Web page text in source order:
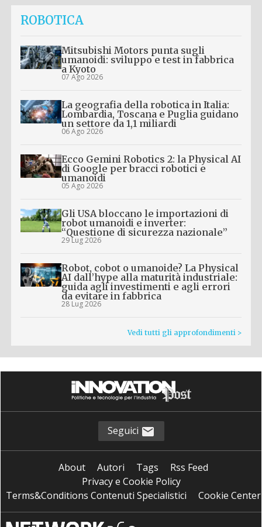
ROBOTICA
Mitsubishi Motors punta sugli
umanoidi: sviluppo e test in fabbrica
a Kyoto
07 Ago 2026
La geografia della robotica in Italia:
Lombardia, Toscana e Puglia guidano
un settore da 1,1 miliardi
06 Ago 2026
Ecco Gemini Robotics 2: la Physical AI
di Google per bracci robotici e
umanoidi
05 Ago 2026
Gli USA bloccano le importazioni di
robot umanoidi e inverter:
“Questione di sicurezza nazionale”
29 Lug 2026
Robot, cobot o umanoide? La Physical
AI dall’hype alla maturità industriale:
guida agli investimenti e agli errori
da evitare in fabbrica
28 Lug 2026
Vedi tutti gli approfondimenti >
Seguici
About Autori Tags
Rss Feed
Privacy e Cookie Policy
Terms&Conditions Contenuti Specialistici
Cookie Center